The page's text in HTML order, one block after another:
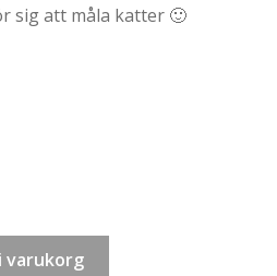
kr 249,00
sig att måla katter 🙂
varukorg